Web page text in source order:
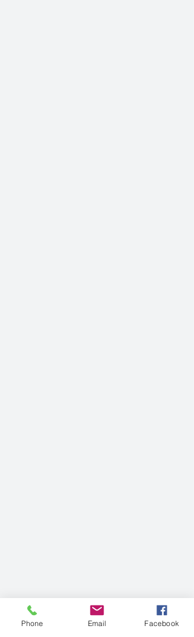
Phone Email Facebook